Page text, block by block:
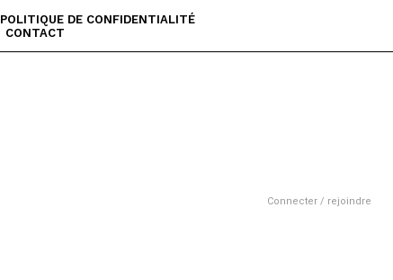
POLITIQUE DE CONFIDENTIALITÉ
CONTACT
Connecter / rejoindre